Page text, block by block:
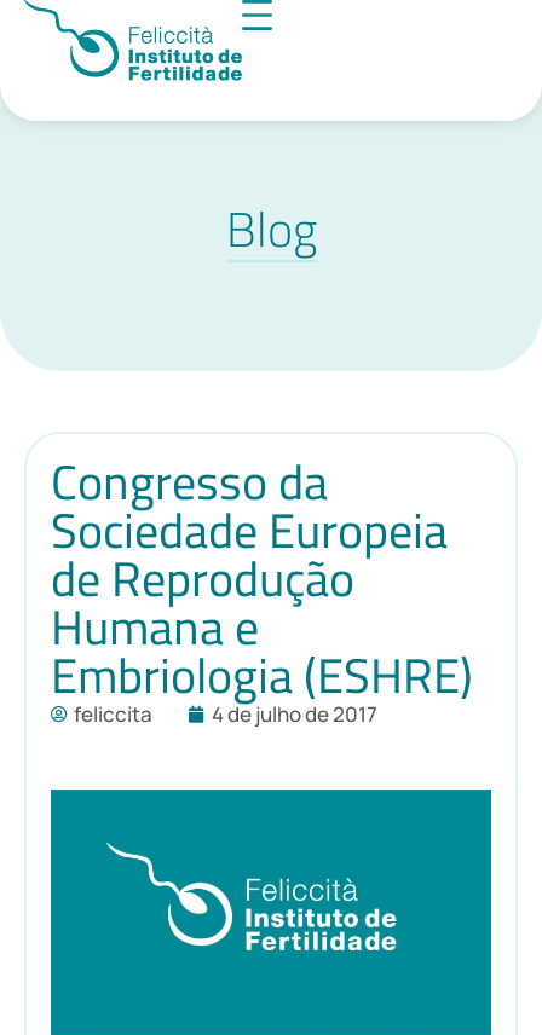
Blog
Congresso da
Sociedade Europeia
de Reprodução
Humana e
Embriologia (ESHRE)
feliccita 4 de julho de 2017